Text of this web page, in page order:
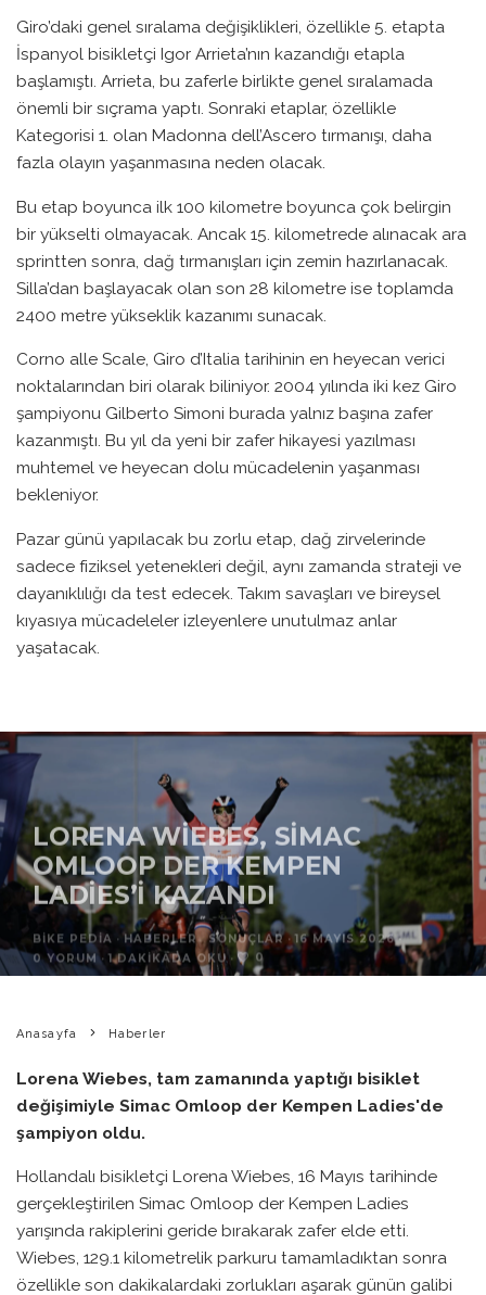
Giro’daki genel sıralama değişiklikleri, özellikle 5. etapta
İspanyol bisikletçi Igor Arrieta’nın kazandığı etapla
başlamıştı. Arrieta, bu zaferle birlikte genel sıralamada
önemli bir sıçrama yaptı. Sonraki etaplar, özellikle
Kategorisi 1. olan Madonna dell’Ascero tırmanışı, daha
fazla olayın yaşanmasına neden olacak.
Bu etap boyunca ilk 100 kilometre boyunca çok belirgin
bir yükselti olmayacak. Ancak 15. kilometrede alınacak ara
sprintten sonra, dağ tırmanışları için zemin hazırlanacak.
Silla’dan başlayacak olan son 28 kilometre ise toplamda
2400 metre yükseklik kazanımı sunacak.
Corno alle Scale, Giro d’Italia tarihinin en heyecan verici
noktalarından biri olarak biliniyor. 2004 yılında iki kez Giro
şampiyonu Gilberto Simoni burada yalnız başına zafer
kazanmıştı. Bu yıl da yeni bir zafer hikayesi yazılması
muhtemel ve heyecan dolu mücadelenin yaşanması
bekleniyor.
Pazar günü yapılacak bu zorlu etap, dağ zirvelerinde
sadece fiziksel yetenekleri değil, aynı zamanda strateji ve
dayanıklılığı da test edecek. Takım savaşları ve bireysel
kıyasıya mücadeleler izleyenlere unutulmaz anlar
yaşatacak.
LORENA WIEBES, SIMAC
OMLOOP DER KEMPEN
LADIES’I KAZANDI
BIKE PEDIA HABERLER SONUÇLAR 16 MAYIS 2026 ·
0 YORUM · 1 DAKIKADA OKU · 0
Anasayfa Haberler
Lorena Wiebes, tam zamanında yaptığı bisiklet
değişimiyle Simac Omloop der Kempen Ladies'de
şampiyon oldu.
Hollandalı bisikletçi Lorena Wiebes, 16 Mayıs tarihinde
gerçekleştirilen Simac Omloop der Kempen Ladies
yarışında rakiplerini geride bırakarak zafer elde etti.
Wiebes, 129.1 kilometrelik parkuru tamamladıktan sonra
özellikle son dakikalardaki zorlukları aşarak günün galibi